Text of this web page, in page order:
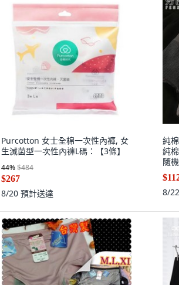
Purcotton 女士全棉一次性內褲, 女
生滅菌型一次性內褲L碼：【3條】
44%$484
$267
8/20 預計送達
純
純
隨
8/22